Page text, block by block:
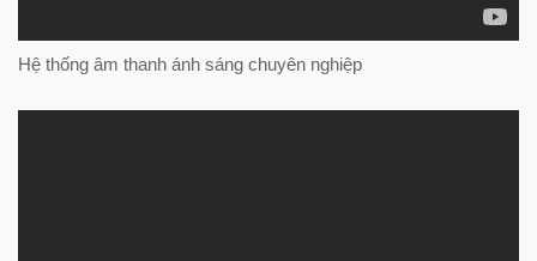
Hệ thống âm thanh ánh sáng chuyên nghiệp